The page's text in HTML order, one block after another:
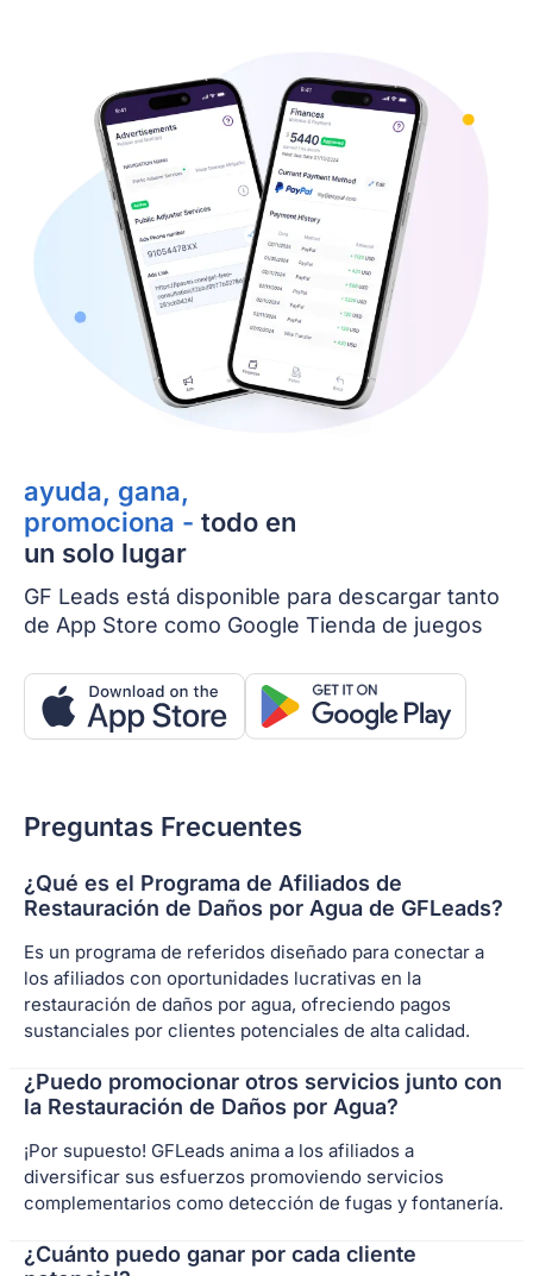
ayuda, gana,
promociona - todo en
un solo lugar
GF Leads está disponible para descargar tanto
de App Store como Google Tienda de juegos
Preguntas Frecuentes
¿Qué es el Programa de Afiliados de
Restauración de Daños por Agua de GFLeads?
Es un programa de referidos diseñado para conectar a
los afiliados con oportunidades lucrativas en la
restauración de daños por agua, ofreciendo pagos
sustanciales por clientes potenciales de alta calidad.
¿Puedo promocionar otros servicios junto con
la Restauración de Daños por Agua?
¡Por supuesto! GFLeads anima a los afiliados a
diversificar sus esfuerzos promoviendo servicios
complementarios como detección de fugas y fontanería.
¿Cuánto puedo ganar por cada cliente